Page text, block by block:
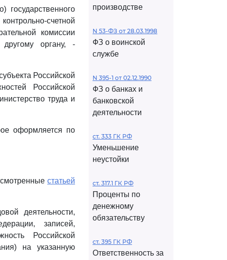
государственного
счетной
комиссии
органу, -
Российской
Российской
труда и
оформляется по
статьей
деятельности,
записей,
Российской
на указанную
производстве
N 53-ФЗ от 28.03.1998
ФЗ о воинской
службе
N 395-1 от 02.12.1990
ФЗ о банках и
банковской
деятельности
ст. 333 ГК РФ
Уменьшение
неустойки
ст. 317.1 ГК РФ
Проценты по
денежному
обязательству
ст. 395 ГК РФ
Ответственность за